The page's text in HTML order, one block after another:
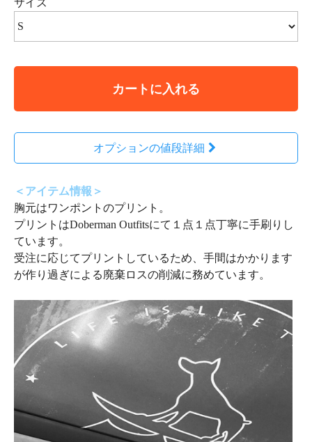
サイズ
カートに入れる
オプションの値段詳細
＜アイテム情報＞
胸元はワンポントのプリント。
プリントはDoberman Outfitsにて１点１点丁寧に手刷りし
ています。
受注に応じてプリントしているため、手間はかかります
が作り過ぎによる廃棄ロスの削減に務めています。